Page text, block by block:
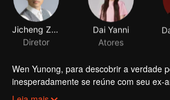
Jicheng Zou
Diretor
Dai Yanni
Atores
Wen Yunong, para descobrir a verdade
inesperadamente se reúne com seu ex-
quando Qin Kewen retorna com um